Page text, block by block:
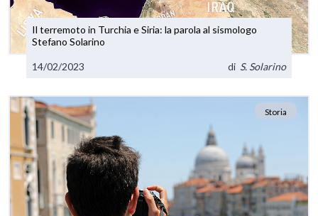
Il terremoto in Turchia e Siria: la parola al sismologo
Stefano Solarino
14/02/2023 di S. Solarino
Storia